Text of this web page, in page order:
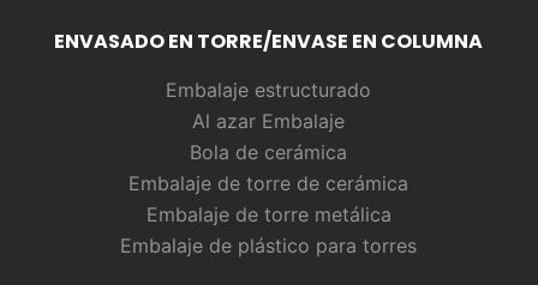
ENVASADO EN TORRE/ENVASE EN COLUMNA
Embalaje estructurado
Al azar Embalaje
Bola de cerámica
Embalaje de torre de cerámica
Embalaje de torre metálica
Embalaje de plástico para torres